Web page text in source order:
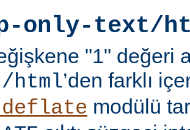
only-text/
"1" değeri
html’den farklı
modülü